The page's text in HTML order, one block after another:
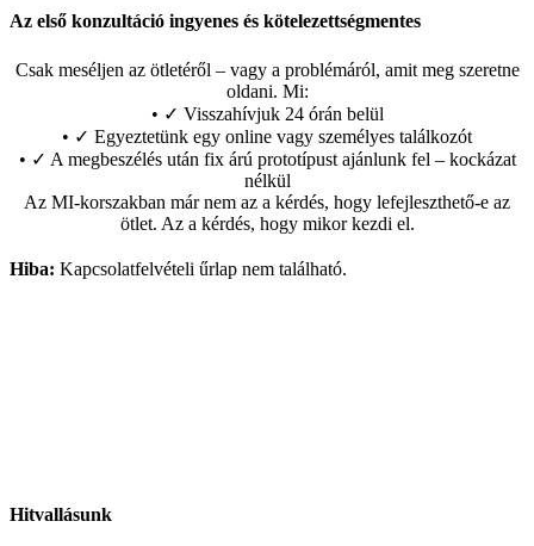
Az első konzultáció ingyenes és kötelezettségmentes
Csak meséljen az ötletéről – vagy a problémáról, amit meg szeretne
oldani. Mi:
• ✓ Visszahívjuk 24 órán belül
• ✓ Egyeztetünk egy online vagy személyes találkozót
• ✓ A megbeszélés után fix árú prototípust ajánlunk fel – kockázat
nélkül
Az MI-korszakban már nem az a kérdés, hogy lefejleszthető-e az
ötlet. Az a kérdés, hogy mikor kezdi el.
Hiba: Kapcsolatfelvételi űrlap nem található.
Hitvallásunk